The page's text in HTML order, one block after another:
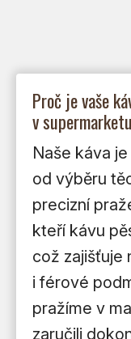
Proč je vaše
v
Naše káva
od výběru
precizní
kteří kávu
což zajišťuje
i férové
pražíme v
zaručili